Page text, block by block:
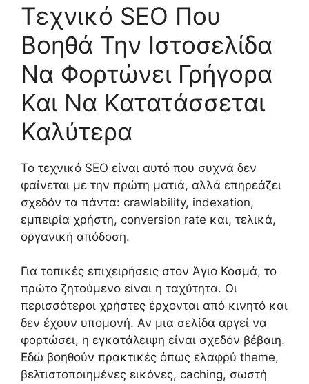
Τεχνικό SEO Που
Βοηθά Την Ιστοσελίδα
Να Φορτώνει Γρήγορα
Και Να Κατατάσσεται
Καλύτερα
Το τεχνικό SEO είναι αυτό που συχνά δεν
φαίνεται με την πρώτη ματιά, αλλά επηρεάζει
σχεδόν τα πάντα: crawlability, indexation,
εμπειρία χρήστη, conversion rate και, τελικά,
οργανική απόδοση.
Για τοπικές επιχειρήσεις στον Άγιο Κοσμά, το
πρώτο ζητούμενο είναι η ταχύτητα. Οι
περισσότεροι χρήστες έρχονται από κινητό και
δεν έχουν υπομονή. Αν μια σελίδα αργεί να
φορτώσει, η εγκατάλειψη είναι σχεδόν βέβαιη.
Εδώ βοηθούν πρακτικές όπως ελαφρύ theme,
βελτιστοποιημένες εικόνες, caching, σωστή